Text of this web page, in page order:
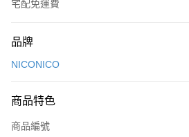
宅配免運費
信用卡一次付款
6 期 0 利率 每期
合作金庫商業銀行
LINE Pay
品牌
NICONICO
商品特色
商品編號